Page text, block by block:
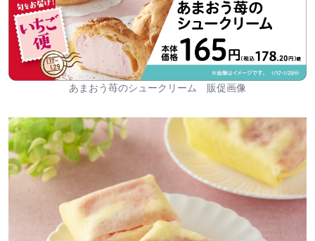
あまおう苺のシュークリーム 販促画像